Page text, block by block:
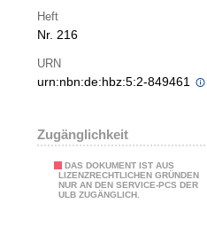
Heft
Nr. 216
URN
urn:nbn:de:hbz:5:2-849461
Zugänglichkeit
DAS DOKUMENT IST AUS
LIZENZRECHTLICHEN GRÜNDEN
NUR AN DEN SERVICE-PCS DER
ULB ZUGÄNGLICH.